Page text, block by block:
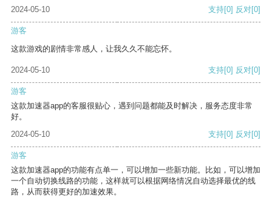
2024-05-10 支持[0] 反对[0]
游客
这款游戏的剧情非常感人，让我久久不能忘怀。
2024-05-10 支持[0] 反对[0]
游客
这款加速器app的客服很贴心，遇到问题都能及时解决，服务态度非常
好。
2024-05-10
支持[0] 反对[0]
游客
这款加速器app的功能有点单一，可以增加一些新功能。比如，可以增加
一个自动切换线路的功能，这样就可以根据网络情况自动选择最优的线
路，从而获得更好的加速效果。